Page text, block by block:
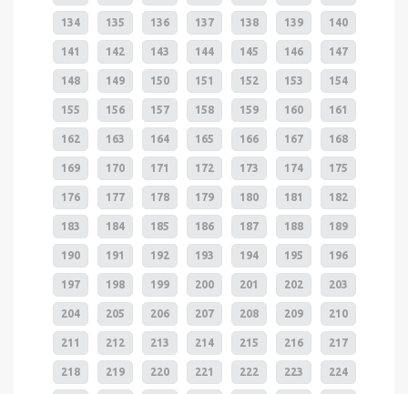
134 135 136 137 138 139 140
141 142 143 144 145 146 147
148 149 150 151 152 153 154
155 156 157 158 159 160 161
162 163 164 165 166 167 168
169 170 171 172 173 174 175
176 177 178 179 180 181 182
183 184 185 186 187 188 189
190 191 192 193 194 195 196
197 198 199 200 201 202 203
204 205 206 207 208 209 210
211 212 213 214 215 216 217
218 219 220 221 222 223 224